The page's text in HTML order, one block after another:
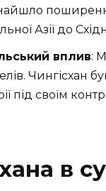
Азії до
вплив:
Чингісхан
під своїм
в